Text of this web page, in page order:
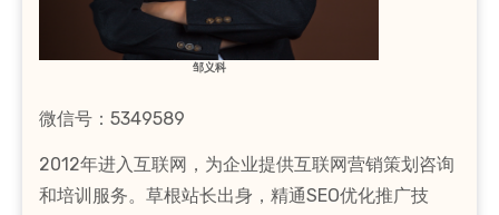
邹义科
微信号：5349589
2012年进入互联网，为企业提供互联网营销策划咨询
和培训服务。草根站长出身，精通SEO优化推广技